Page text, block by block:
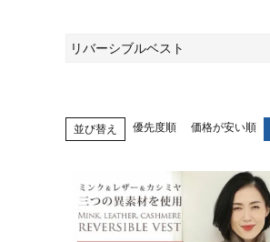
リバーシブルベスト
並び替え 優先度順 価格が安い順